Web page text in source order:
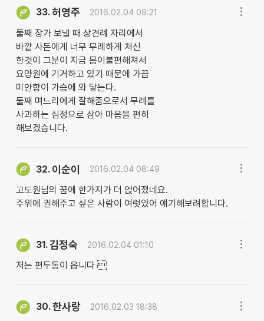
33.허영주 2016.02.04 09:21
둘째 장가 보낼 때 상견례 자리에서
바깥 사돈에게 너무 무례하게 처신
한것이 그분이 지금 몸이불편해져서
요양원에 기거하고 있기 때문에 가끔
미안함이 가슴에 와 닿는다.
둘째 며느리에게 잘해줌으로서 무례를
사과하는 심정으로 삼아 마음을 편히
해보겠습니다.
32. 이순이 2016.02.04 08:49
고도원님의 꿈에 한가지가 더 얹어졌네요.
주위에 권해주고 싶은 사람이 여럿있어 얘기해보려합니다.
31.김정숙 2016.02.04 01:10
저는 편두통이 옵니다 
30.한사랑 2016.02.03 18:38